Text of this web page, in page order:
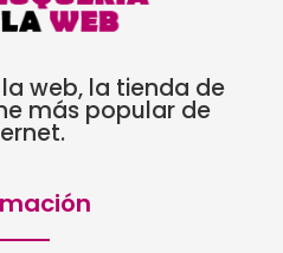
web, la tienda de
más popular de